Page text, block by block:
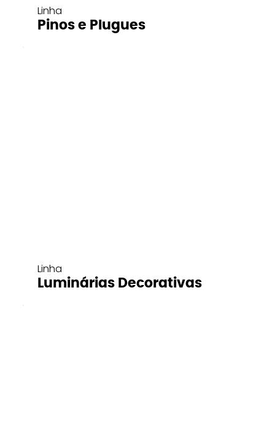
Linha
Pinos e Plugues
Linha
Luminárias Decorativas